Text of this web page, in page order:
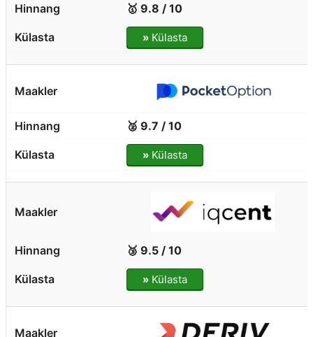
🥇 9.8 / 10
»Külasta
🥈 9.7 / 10
»Külasta
🥉 9.5 / 10
»Külasta